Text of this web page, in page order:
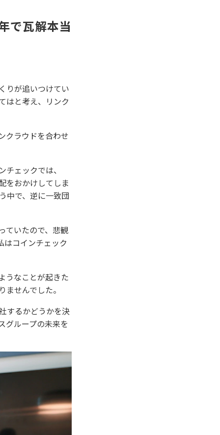
で瓦解本当
りが追いつけてい
はと考え、リンク
クラウドを合わせ
ェックでは、
をおかけしてしま
中で、逆に一致団
ていたので、悲観
はコインチェック
うなことが起きた
せんでした。
するかどうかを決
グループの未来を